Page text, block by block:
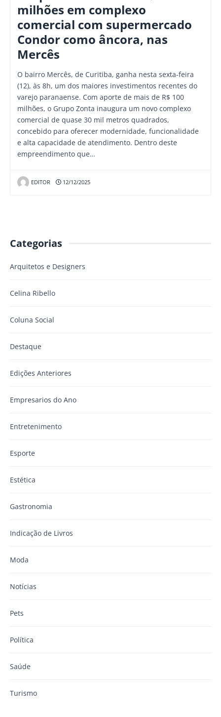
milhões em complexo
comercial com supermercado
Condor como âncora, nas
Mercês
O bairro Mercês, de Curitiba, ganha nesta sexta-feira
(12), às 8h, um dos maiores investimentos recentes do
varejo paranaense. Com aporte de mais de R$ 100
milhões, o Grupo Zonta inaugura um novo complexo
comercial de quase 30 mil metros quadrados,
concebido para oferecer modernidade, funcionalidade
e alta capacidade de atendimento. Dentro deste
empreendimento que…
EDITOR 12/12/2025
Categorias
Arquitetos e Designers
Celina Ribello
Coluna Social
Destaque
Edições Anteriores
Empresarios do Ano
Entretenimento
Esporte
Estética
Gastronomia
Indicação de Livros
Moda
Notícias
Pets
Política
Saúde
Turismo